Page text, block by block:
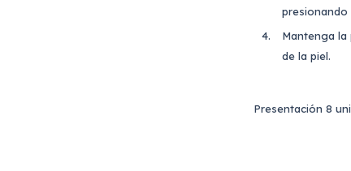
presionando
Mantenga la
de la piel.
Presentación 8